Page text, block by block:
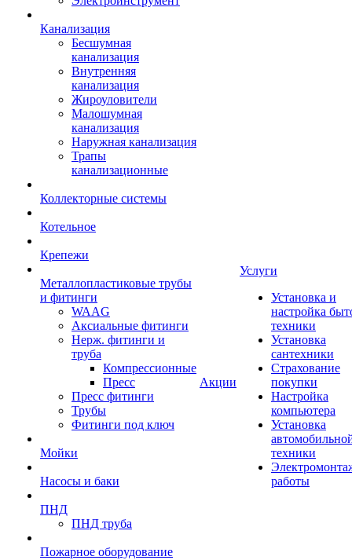
Канализация
Бесшумная
канализация
Внутренняя
канализация
Жироуловители
Малошумная
канализация
Наружная канализация
Трапы
канализационные
Коллекторные системы
Котельное
Крепежи
Металлопластиковые трубы
и фитинги
WAAG
Аксиальные фитинги
Нерж. фитинги и
труба
Компрессионные
Пресс
Пресс фитинги
Трубы
Фитинги под ключ
Мойки
Насосы и баки
ПНД
ПНД труба
Пожарное оборудование
Акции
Услуги
Установка и
настройка
техники
Установка
сантехники
Страхование
покупки
Настройка
компьютера
Установка
техники
работы